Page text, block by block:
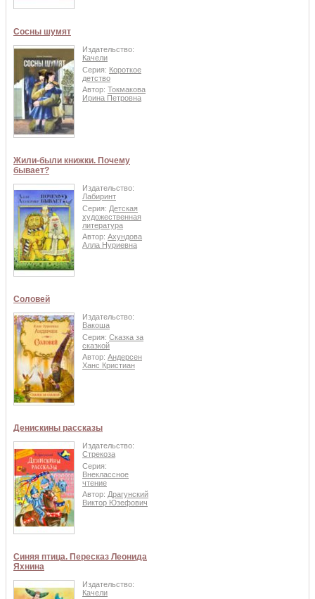
Сосны шумят
Издательство:
Качели
Серия: Короткое
детство
Автор: Токмакова
Ирина Петровна
Жили-были книжки. Почему
бывает?
Издательство:
Лабиринт
Серия: Детская
художественная
литература
Автор: Ахундова
Алла Нуриевна
Соловей
Издательство:
Вакоша
Серия: Сказка за
сказкой
Автор: Андерсен
Ханс Кристиан
Денискины рассказы
Издательство:
Стрекоза
Серия:
Внеклассное
чтение
Автор: Драгунский
Виктор Юзефович
Синяя птица. Пересказ Леонида
Яхнина
Издательство:
Качели